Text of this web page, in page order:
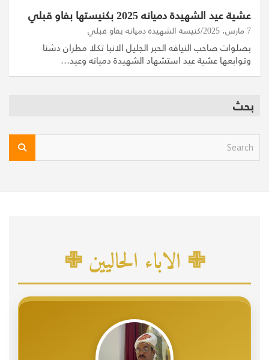
عشية عيد الشهيدة دميانه 2025 بكنيستها بفاو قبلي
7 مارس، 2025 كنيسة الشهيدة دميانه بفاو قبلي
بصلوات صاحب النيافه الحبر الجليل الانبا تكلا مطران دشنا
وتوابعها عشية عيد استشهاد الشهيدة دميانه وعيد…
بحث
S
a
✙ الاباء الحاليين ✙